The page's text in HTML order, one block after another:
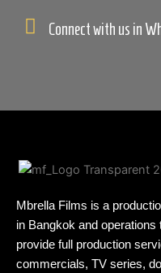
Connect with us in
Mbrella Films is a
in Bangkok and
provide full production
commercials, TV series,